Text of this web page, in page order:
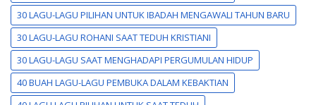
30 LAGU-LAGU PILIHAN UNTUK IBADAH MENGAWALI TAHUN BARU
30 LAGU-LAGU ROHANI SAAT TEDUH KRISTIANI
30 LAGU-LAGU SAAT MENGHADAPI PERGUMULAN HIDUP
40 BUAH LAGU-LAGU PEMBUKA DALAM KEBAKTIAN